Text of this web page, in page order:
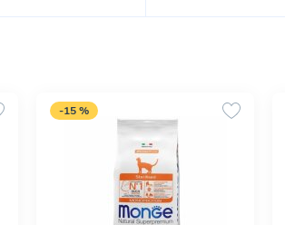
-15 %